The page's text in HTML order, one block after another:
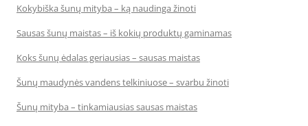
Kokybiška šunų mityba – ką naudinga žinoti
Sausas šunų maistas – iš kokių produktų gaminamas
Koks šunų ėdalas geriausias – sausas maistas
Šunų maudynės vandens telkiniuose – svarbu žinoti
Šunų mityba – tinkamiausias sausas maistas